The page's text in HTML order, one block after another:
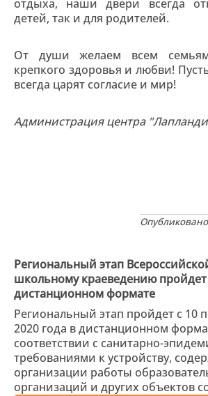
отдыха, наши двери всегда
детей, так и для родителей.
От души желаем всем
крепкого здоровья и любви!
всегда царят согласие и мир!
Администрация центра
Региональный этап
школьному краеведению
дистанционном формате
Региональный этап пройдет с 10
2020 года в дистанционном
соответствии с санитарно-
требованиями к устройству,
организации работы
организаций и других объектов